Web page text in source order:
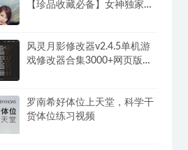
【珍品收藏必备】女神独家超
风灵月影修改器v2.4.5单机游
戏修改器合集3000+网页版永
罗南希好体位上天堂，科学干
货体位练习视频